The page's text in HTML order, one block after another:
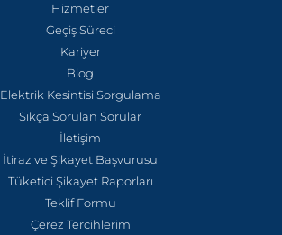
Hizmetler
Geçiş Süreci
Kariyer
Blog
Elektrik Kesintisi Sorgulama
Sıkça Sorulan Sorular
İletişim
İtiraz ve Şikayet Başvurusu
Tüketici Şikayet Raporları
Teklif Formu
Çerez Tercihlerim